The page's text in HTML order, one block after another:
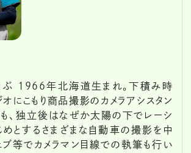
ぶ 1966年北海道生まれ。下積み時
にこもり商品撮影のカメラアシスタン
も、独立後はなぜか太陽の下でレーシ
めとするさまざまな自動車の撮影を中
ブ等でカメラマン目線での執筆も行い